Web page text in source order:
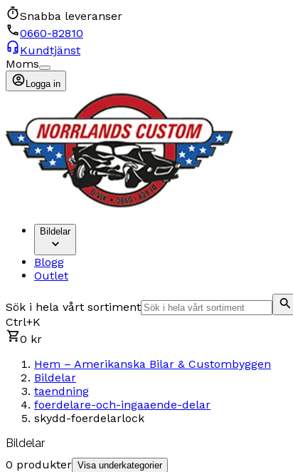
Snabba leveranser
0660-82810
Kundtjänst
Moms
Logga in
Bildelar
Blogg
Outlet
Sök i hela vårt sortiment
Ctrl+K
0 kr
Hem – Amerikanska Bilar & Custombyggen
Bildelar
taendning
foerdelare-och-ingaaende-delar
skydd-foerdelarlock
Bildelar
0 produkter Visa underkategorier